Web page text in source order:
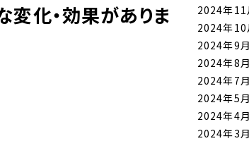
変化・効果がありま
2024年11
2024年10
2024年9月
2024年8月
2024年7月
2024年5月
2024年4月
2024年3月